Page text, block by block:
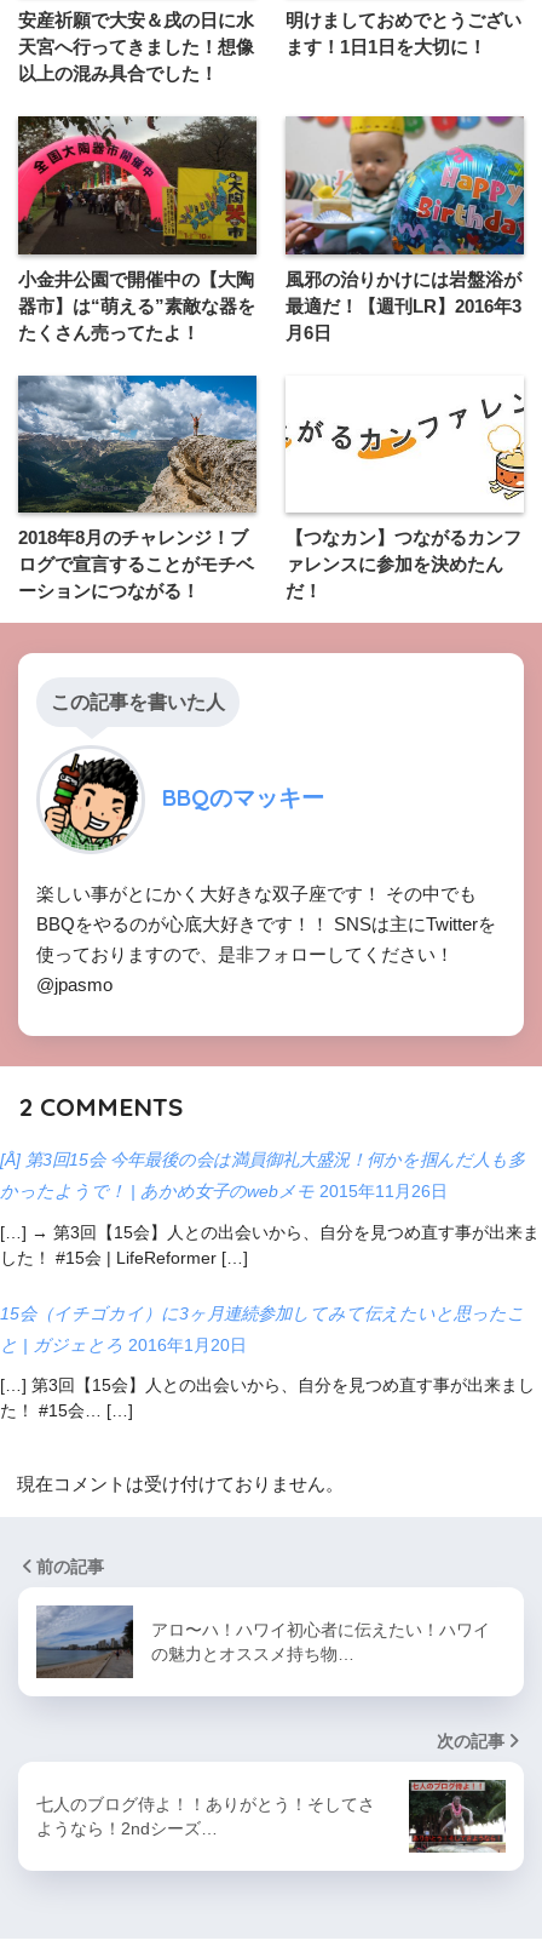
安産祈願で大安＆戌の日に水
天宮へ行ってきました！想像
以上の混み具合でした！
明けましておめでとうござい
ます！1日1日を大切に！
小金井公園で開催中の【大陶
器市】は“萌える”素敵な器を
たくさん売ってたよ！
風邪の治りかけには岩盤浴が
最適だ！【週刊LR】2016年3
月6日
2018年8月のチャレンジ！ブ
ログで宣言することがモチベ
ーションにつながる！
【つなカン】つながるカンフ
ァレンスに参加を決めたん
だ！
この記事を書いた人
BBQのマッキー
楽しい事がとにかく大好きな双子座です！ その中でも
BBQをやるのが心底大好きです！！ SNSは主にTwitterを
使っておりますので、是非フォローしてください！
@jpasmo
2 COMMENTS
[Å] 第3回15会 今年最後の会は満員御礼大盛況！何かを掴んだ人も多
かったようで！ | あかめ女子のwebメモ 2015年11月26日
[…] → 第3回【15会】人との出会いから、自分を見つめ直す事が出来ま
した！ #15会 | LifeReformer […]
15会（イチゴカイ）に3ヶ月連続参加してみて伝えたいと思ったこ
と | ガジェとろ 2016年1月20日
[…] 第3回【15会】人との出会いから、自分を見つめ直す事が出来まし
た！ #15会… […]
現在コメントは受け付けておりません。
前の記事
アロ〜ハ！ハワイ初心者に伝えたい！ハワイ
の魅力とオススメ持ち物…
次の記事
七人のブログ侍よ！！ありがとう！そしてさ
ようなら！2ndシーズ…